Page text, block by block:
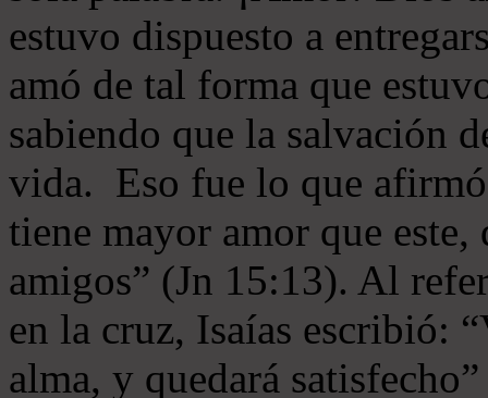
estuvo dispuesto a
amó de tal forma que
sabiendo que la salvación
vida. Eso fue lo que
tiene mayor amor que
amigos” (Jn 15:13). Al
en la cruz, Isaías escribió:
alma, y quedará